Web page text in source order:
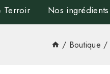
Terroir Nos ingrédients
/ Boutique /